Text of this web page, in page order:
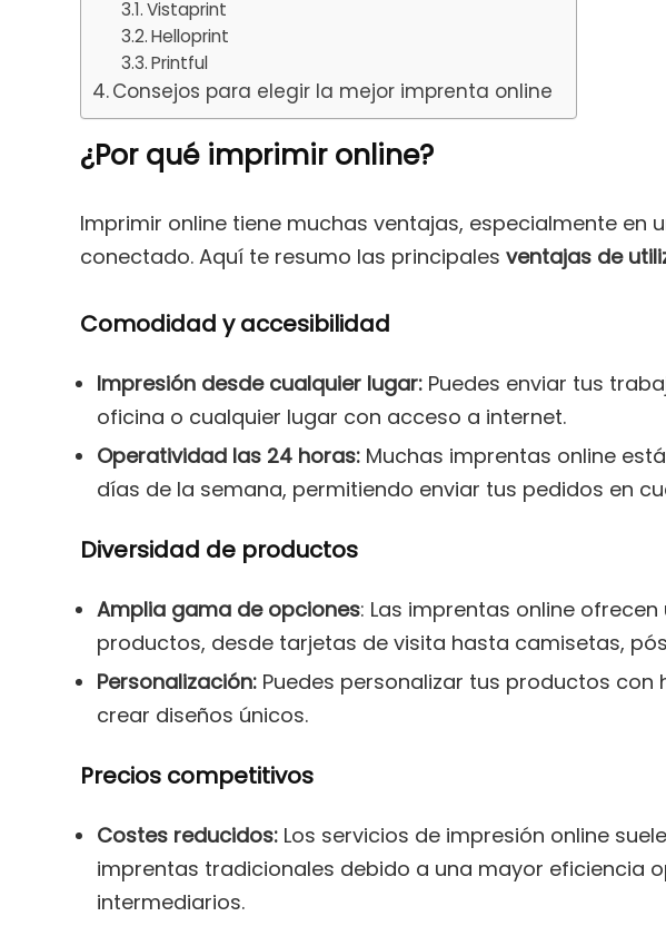
Vistaprint
Helloprint
Printful
Consejos para elegir la mejor imprenta online
¿Por qué imprimir online?
Imprimir online tiene muchas ventajas, especialmente en
conectado. Aquí te resumo las principales ventajas de
Comodidad y accesibilidad
Impresión desde cualquier lugar: Puedes enviar tus
oficina o cualquier lugar con acceso a internet.
Operatividad las 24 horas: Muchas imprentas online
días de la semana, permitiendo enviar tus pedidos en
Diversidad de productos
Amplia gama de opciones: Las imprentas online
productos, desde tarjetas de visita hasta camisetas,
Personalización: Puedes personalizar tus productos
crear diseños únicos.
Precios competitivos
Costes reducidos: Los servicios de impresión online
imprentas tradicionales debido a una mayor eficiencia
intermediarios.